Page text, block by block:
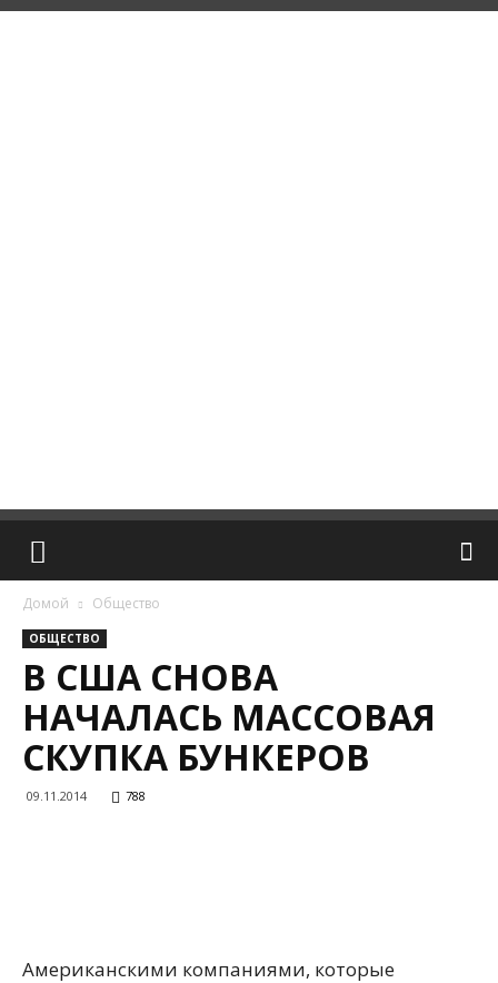
Домой Общество
ОБЩЕСТВО
В США СНОВА
НАЧАЛАСЬ МАССОВАЯ
СКУПКА БУНКЕРОВ
09.11.2014 788
Американскими компаниями, которые